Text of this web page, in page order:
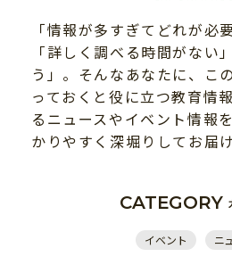
小学5年生
ニュース
ワーク・ドリル
幼稚園・保育園
小学校
科学・プログラミング
絵本・読み聞かせ
自由研究・工作
こそだて生活
住まい
ファッション・美容
こそだてマンガ
「情報が多すぎてどれが必
「詳しく調べる時間がない
う」。そんなあなたに、こ
っておくと役に立つ教育情
るニュースやイベント情報
かりやすく深堀りしてお届け
CATEGORY
イベント ニ